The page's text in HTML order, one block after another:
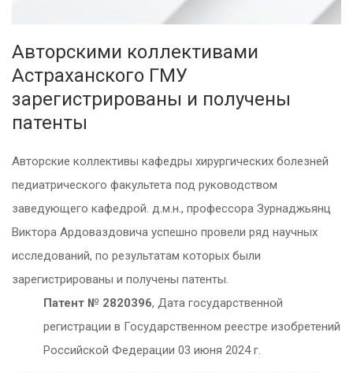
Авторскими коллективами
Астраханского ГМУ
зарегистрированы и получены
патенты
Авторские коллективы кафедры хирургических болезней
педиатрического факультета под руководством
заведующего кафедрой. д.м.н., профессора Зурнаджьянц
Виктора Ардоваздовича успешно провели ряд научных
исследований, по результатам которых были
зарегистрированы и получены патенты.
Патент № 2820396, Дата государственной
регистрации в Государственном реестре изобретений
Российской Федерации 03 июня 2024 г.